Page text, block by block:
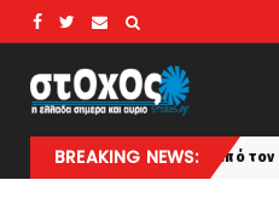
BREAKING NEWS:
πιο παλιοί κι από τον πλανήτη... Η